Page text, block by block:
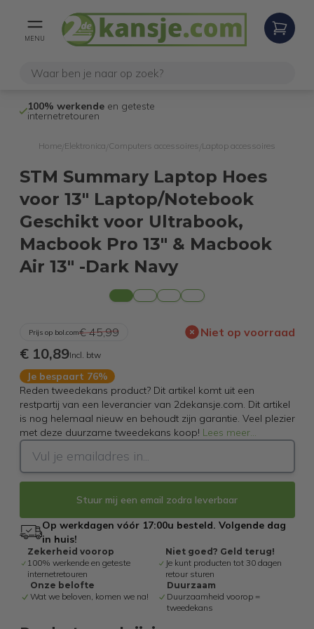
MENU
100% werkende en geteste
internetretouren
Home Elektronica Computers accessoires Laptop accessoires
STM Summary Laptop Hoes
voor 13" Laptop/Notebook
Geschikt voor Ultrabook,
Macbook Pro 13" & Macbook
Air 13" -Dark Navy
Prijs op bol.com€ 45,99 Niet op voorraad
€ 10,89Incl. btw
Je bespaart 76%
Reden tweedekans product? Dit artikel komt uit een
restpartij van een leverancier van 2dekansje.com. Dit artikel
is nog helemaal nieuw en behoudt zijn garantie. Veel plezier
met deze duurzame tweedekans koop! Lees meer...
Stuur mij een email zodra leverbaar
Op werkdagen vóór 17:00u besteld. Volgende dag
in huis!
Zekerheid voorop
100% werkende en geteste
internetretouren
Niet goed? Geld terug!
Je kunt producten tot 30 dagen
retour sturen
Onze belofte
Wat we beloven, komen we na!
Duurzaam
Duurzaamheid voorop =
tweedekans